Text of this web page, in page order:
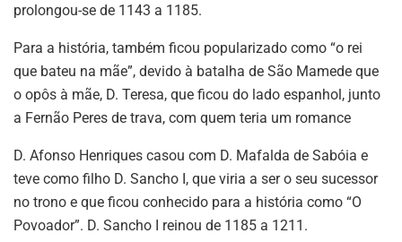
prolongou-se de 1143 a 1185.
Para a história, também ficou popularizado como “o rei
que bateu na mãe”, devido à batalha de São Mamede que
o opôs à mãe, D. Teresa, que ficou do lado espanhol, junto
a Fernão Peres de trava, com quem teria um romance
D. Afonso Henriques casou com D. Mafalda de Sabóia e
teve como filho D. Sancho I, que viria a ser o seu sucessor
no trono e que ficou conhecido para a história como “O
Povoador”. D. Sancho I reinou de 1185 a 1211.